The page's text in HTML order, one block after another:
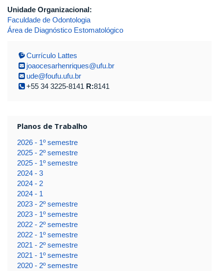
Unidade Organizacional:
Faculdade de Odontologia
Área de Diagnóstico Estomatológico
Currículo Lattes
joaocesarhenriques@ufu.br
ude@foufu.ufu.br
+55 34 3225-8141 R:8141
Planos de Trabalho
2026 - 1º semestre
2025 - 2º semestre
2025 - 1º semestre
2024 - 3
2024 - 2
2024 - 1
2023 - 2º semestre
2023 - 1º semestre
2022 - 2º semestre
2022 - 1º semestre
2021 - 2º semestre
2021 - 1º semestre
2020 - 2º semestre